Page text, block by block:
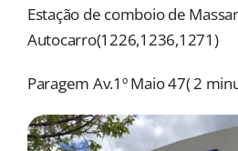
DOAÇÕES
Estação de comboio de
Autocarro(1226,1236,1271)
Paragem Av.1º Maio 47( 2